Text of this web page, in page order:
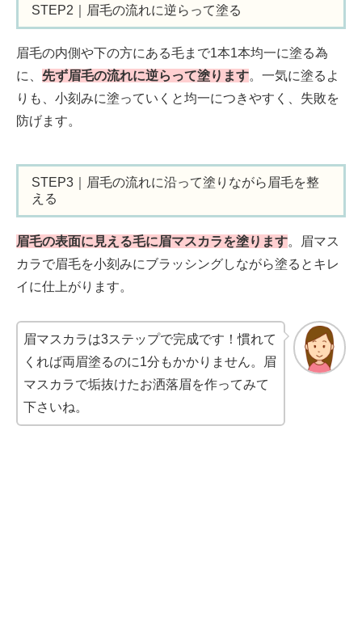
STEP2｜眉毛の流れに逆らって塗る
眉毛の内側や下の方にある毛まで1本1本均一に塗る為
に、 先ず眉毛の流れに逆らって塗ります。一気に塗るよ
りも、小刻みに塗っていくと均一につきやすく、失敗を
防げます。
STEP3｜眉毛の流れに沿って塗りながら眉毛を整
える
眉毛の表面に見える毛に眉マスカラを塗ります。眉マス
カラで眉毛を小刻みにブラッシングしながら塗るとキレ
イに仕上がります。
眉マスカラは3ステップで完成です！慣れて
くれば両眉塗るのに1分もかかりません。眉
マスカラで垢抜けたお洒落眉を作ってみて
下さいね。